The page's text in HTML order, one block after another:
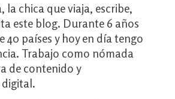
la chica que viaja, escribe,
este blog. Durante 6 años
40 países y hoy en día tengo
Trabajo como nómada
de contenido y